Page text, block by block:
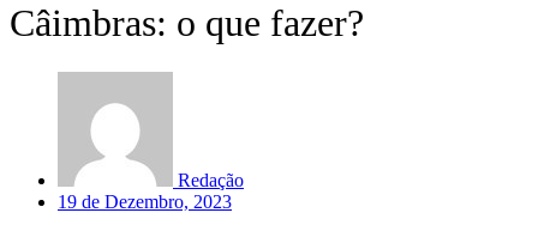
Câimbras: o que fazer?
Redação
19 de Dezembro, 2023